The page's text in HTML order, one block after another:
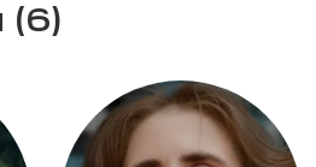
(6)